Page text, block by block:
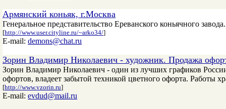
Армянский коньяк, г.Москва
Генеральное представительство Ереванского коньячного
[http://www.user.cityline.ru/~arko34/]
E-mail: demons@chat.ru
Зорин Владимир Николаевич - художник. Продажа
Зорин Владимир Николаевич - один из лучших графиков
офортов, владеет забытой техникой цветного офорта. Работы
[http://www.vzorin.ru]
E-mail: evdud@mail.ru